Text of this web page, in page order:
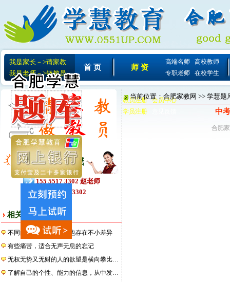
我是家长－>请家教
我是老师－>做教员
首 页 师 资
高端名师
高校教师
专职老师
在校学生
会 员
教员注册
会员中心
学员注册
相关文章
不同的教师所带的学生也存在不小差异
有些痛苦，适合无声无息的忘记
无权无势又无财的人的欲望是横向攀比…
了解自己的个性、能力的信息，从中发…
当前位置：合肥家教网 >> 学慧题
中
合肥